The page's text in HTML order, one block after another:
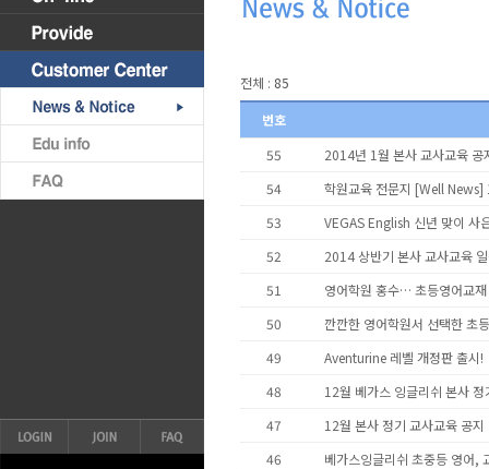
전체 : 85
번호
55
2014년 1월 본사 교사교육 공
54
학원교육 전문지 [Well News]
53
VEGAS English 신년 맞이 사
52
2014 상반기 본사 교사교육
51
영어학원 홍수… 초등영어교
50
깐깐한 영어학원서 선택한 초
49
Aventurine 레벨 개정판 출시!
48
12월 베가스 잉글리쉬 본사 정
47
12월 본사 정기 교사교육 공지
46
베가스잉글리쉬 초중등 영어,